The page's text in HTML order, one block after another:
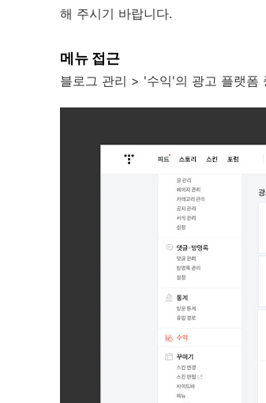
해 주시기 바랍니다.
메뉴 접근
블로그 관리 > '수익'의 광고 플랫폼